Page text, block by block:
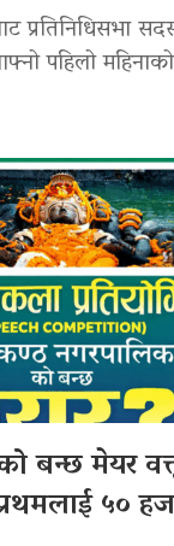
पहिलो
बन्छ मेयर
५०